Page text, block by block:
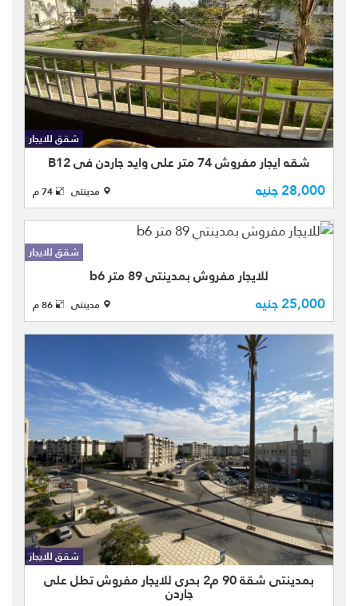
شقه للايجار المفروش بمدينتي في
الb12 مجموعه 123 بتشطيبات الشركه
بمساحه كليه 74متر مقسمه الي (2 نوم
- 1حمام - ريسبشن -مطبخ - 2 تراس )
بالطابق الثاني متكرر تطل علي وايد ...
شقق للايجار
شقه ايجار مفروش 74 متر علي وايد جاردن في B12
28,000 جنيه مدينتى 74 م
للايجار شقه مفروشه بمدينتي ف يالB6
مجموعه 69 بتشطيبات الشركه نموذج (
30) بمساحه كليه 89 متر مقسمه الي (
2نوم - 2حمام - ريسبشن قطعتين -
مطبخ -2 تراس ) بالطابق الاول مت ...
شقق للايجار
للايجار مفروش بمدينتي 89 متر b6
25,000 جنيه مدينتى 86 م
شقة للإيجار المفروش بمدينة مدينتي
في المرحلة B10، بمساحة كلية 90 م²،
تقع في الطابق الرابع. الشقة اتجاهها
بحري وتطل على جاردن، وتتميز بقربها
الشديد من منطقة الخدمات، ع ...
شقق للايجار
بمدينتى شقة 90 م2 بحرى للايجار مفروش تطل على
جاردن